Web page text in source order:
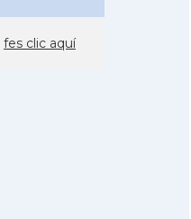
fes clic aquí